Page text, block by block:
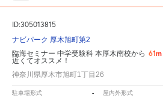
ID:305013815
ナビパーク 厚木旭町第2
臨海セミナー 中学受験科 本厚木南校から 61m
近くてオススメ！
神奈川県厚木市旭町1丁目26
駐車場形式 - 屋内外形式